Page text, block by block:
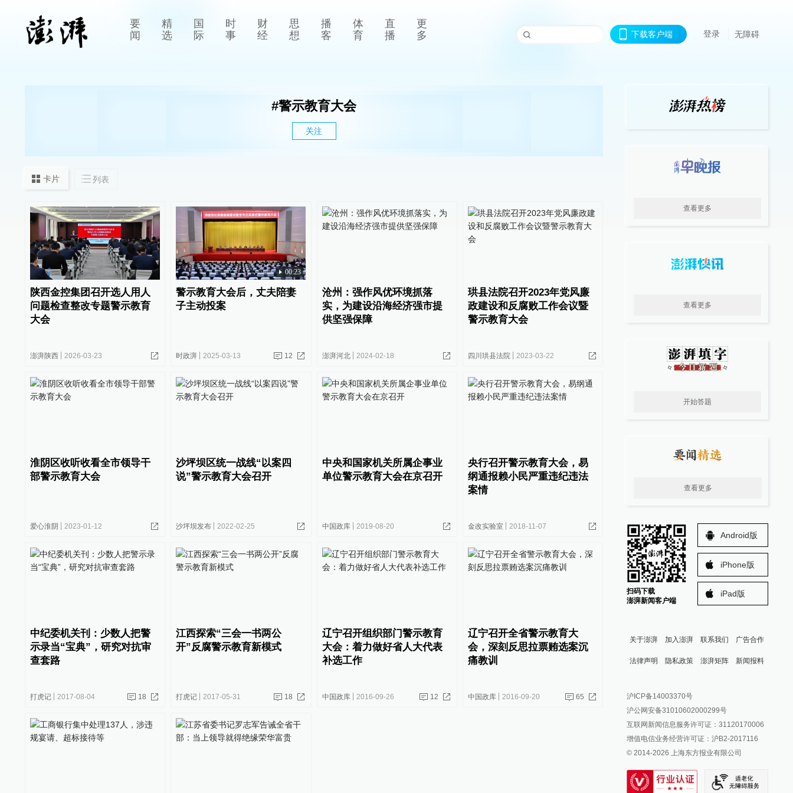
要
闻
精
选
国
际
时
事
财
经
思
想
播
客
体
育
直
播
更
多
下载客户端 登录 无障碍
#警示教育大会
关注
卡片 列表
陕西金控集团召开选人用人
问题检查整改专题警示教育
大会
澎湃陕西 2026-03-23
00:23
警示教育大会后，丈夫陪妻
子主动投案
时政湃 2025-03-13 12
沧州：强作风优环境抓落
实，为建设沿海经济强市提
供坚强保障
澎湃河北 2024-02-18
珙县法院召开2023年党风廉
政建设和反腐败工作会议暨
警示教育大会
四川珙县法院 2023-03-22
淮阴区收听收看全市领导干
部警示教育大会
爱心淮阴 2023-01-12
沙坪坝区统一战线“以案四
说”警示教育大会召开
沙坪坝发布 2022-02-25
中央和国家机关所属企事业
单位警示教育大会在京召开
中国政库 2019-08-20
央行召开警示教育大会，易
纲通报赖小民严重违纪违法
案情
金改实验室 2018-11-07
中纪委机关刊：少数人把警
示录当“宝典”，研究对抗审
查套路
打虎记 2017-08-04 18
江西探索“三会一书两公
开”反腐警示教育新模式
打虎记 2017-05-31 18
辽宁召开组织部门警示教育
大会：着力做好省人大代表
补选工作
中国政库 2016-09-26 12
辽宁召开全省警示教育大
会，深刻反思拉票贿选案沉
痛教训
中国政库 2016-09-20 65
查看更多
查看更多
开始答题
查看更多
扫码下载
澎湃新闻客户端
Android版
iPhone版
iPad版
关于澎湃 加入澎湃 联系我们 广告合作
法律声明 隐私政策 澎湃矩阵
澎湃新闻公众号
澎湃新闻抖音号
派生万物开放平台
IP SHANGHAI
SIXTH TONE
新闻报料
报料邮箱: news@thepaper.cn
沪ICP备14003370号
沪公网安备31010602000299号
互联网新闻信息服务许可证：31120170006
增值电信业务经营许可证：沪B2-2017116
© 2014-2026 上海东方报业有限公司